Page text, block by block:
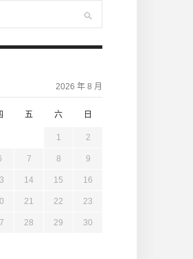
2026 年 8 月
五 六 日
1 2
7 8 9
14 15 16
21 22 23
28 29 30